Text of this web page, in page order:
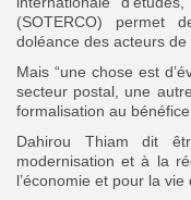
(SOTERCO) permet
doléance des acteurs de
Mais “une chose est
secteur postal, une
formalisation au
Dahirou Thiam dit
modernisation et à la
l’économie et pour la